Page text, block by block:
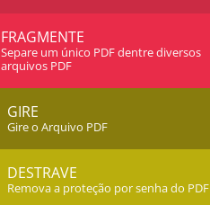
FRAGMENTE
Separe um único PDF dentre diversos
arquivos PDF
GIRE
Gire o Arquivo PDF
DESTRAVE
Remova a proteção por senha do PDF